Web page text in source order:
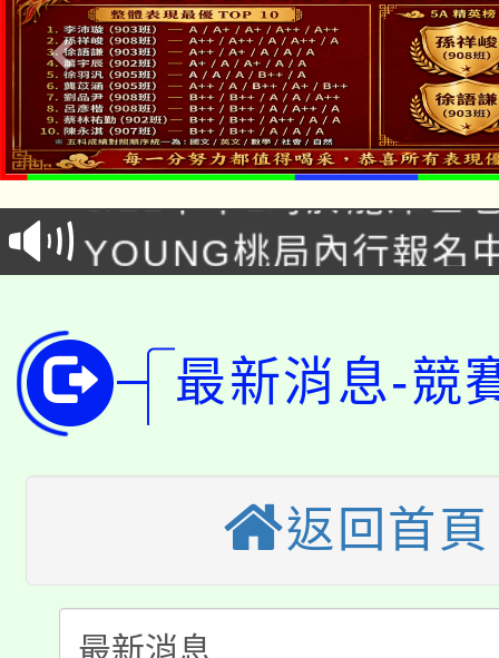
「本色祭」8/29、30在
場熱烈登場!
8/21下午1時於龍潭區
徵才活動。
YOUNG桃局內行報名
開!
115年桃園市運動會8/
田徑場及游泳池舉行。
桃園市低收入戶享有免
視費優惠，中低收入戶
半價優惠，詳情可洽有
者。
份教師增能研習
大溪自造教育及科技
份教師研習
會
115年食農教育專業人
最新消息-競
返回首頁